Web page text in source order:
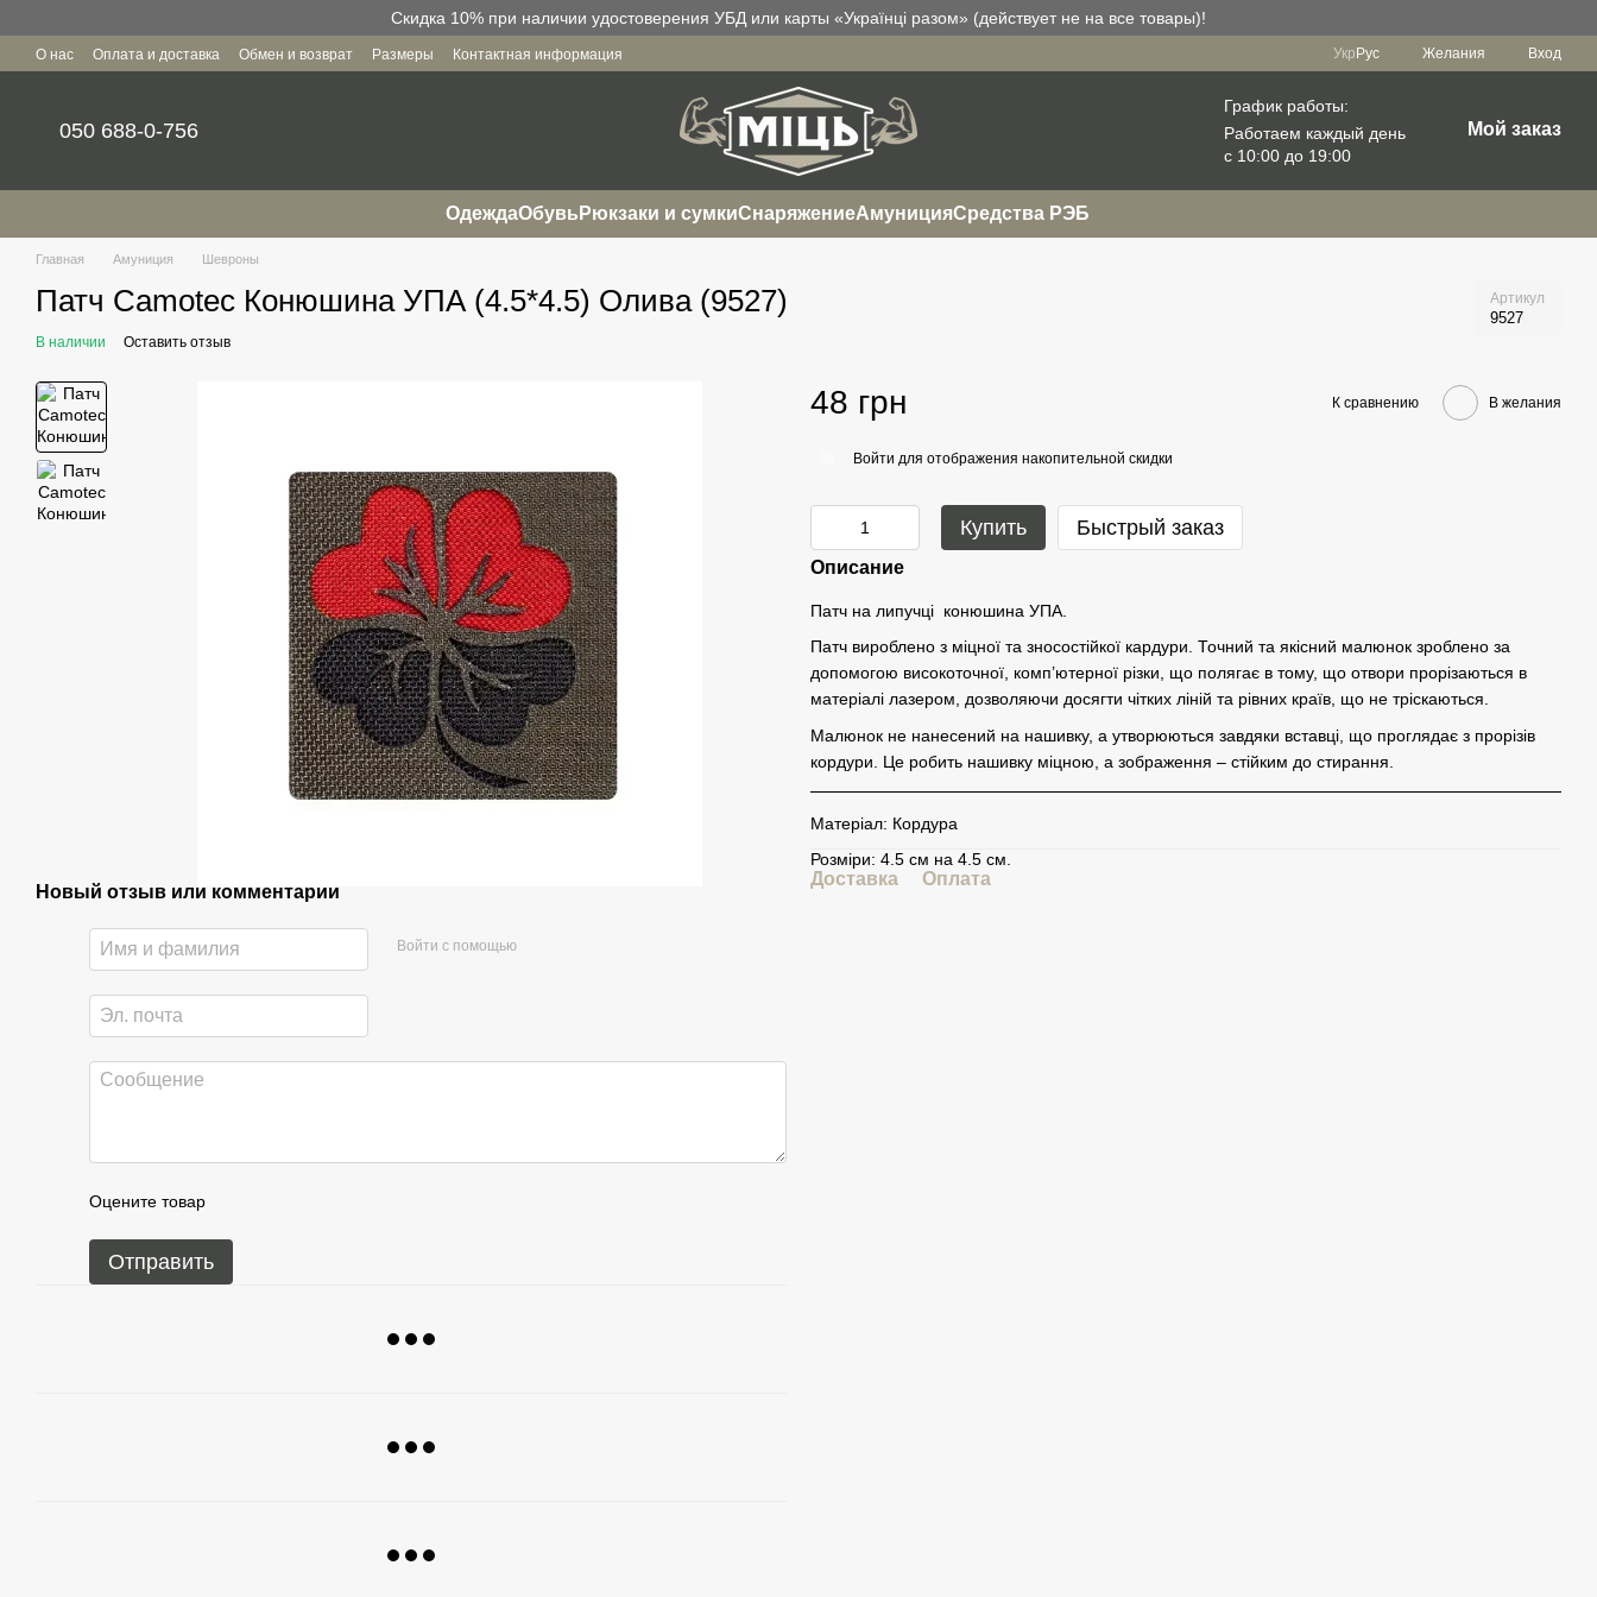
Скидка 10% при наличии удостоверения УБД или карты «Українці разом» (действует не на все товары)!
О нас Оплата и доставка Обмен и возврат Размеры
Контактная информация
Укр Рус Желания Вход
050 688-0-756
График работы:
Работаем каждый день
с 10:00 до 19:00
Мой заказ
ОдеждаОбувь Рюкзаки и сумкиСнаряжениеАмуницияСредства РЭБ
Главная Амуниция Шевроны
Патч Camotec Конюшина УПА (4.5*4.5) Олива (9527) Артикул
9527
В наличии Оставить отзыв
Новый отзыв или комментарий
Войти с помощью
Оцените товар
Отправить
48 грн К сравнению В желания
Войти для отображения накопительной скидки
Купить Быстрый заказ
Описание
Патч на липучці конюшина УПА.
Патч вироблено з міцної та зносостійкої кардури. Точний та якісний малюнок зроблено за
допомогою високоточної, комп’ютерної різки, що полягає в тому, що отвори прорізаються в
матеріалі лазером, дозволяючи досягти чітких ліній та рівних країв, що не тріскаються.
Малюнок не нанесений на нашивку, а утворюються завдяки вставці, що проглядає з прорізів
кордури. Це робить нашивку міцною, а зображення – стійким до стирання.
Матеріал: Кордура
Розміри: 4.5 см на 4.5 см.
Доставка Оплата